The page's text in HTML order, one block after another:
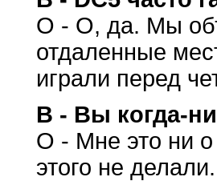
О - О, да. Мы
отдаленные
играли перед
В - Вы когда-
О - Мне это ни о
этого не